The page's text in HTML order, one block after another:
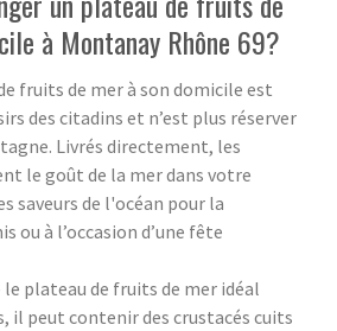
à Montanay Rhône 69?
fruits de mer à son domicile est
des citadins et n’est plus réserver
Livrés directement, les
le goût de la mer dans votre
saveurs de l'océan pour la
ou à l’occasion d’une fête
le plateau de fruits de mer idéal
il peut contenir des crustacés cuits